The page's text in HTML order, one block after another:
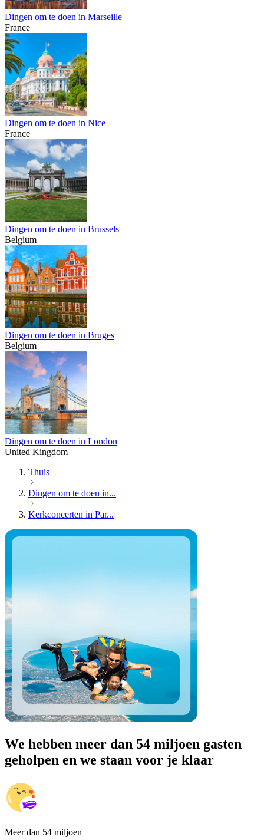
Dingen om te doen in Marseille
France
Dingen om te doen in Nice
France
Dingen om te doen in Brussels
Belgium
Dingen om te doen in Bruges
Belgium
Dingen om te doen in London
United Kingdom
Thuis
Dingen om te doen in...
Kerkconcerten in Par...
We hebben meer dan 54 miljoen gasten
geholpen en we staan voor je klaar
Meer dan 54 miljoen